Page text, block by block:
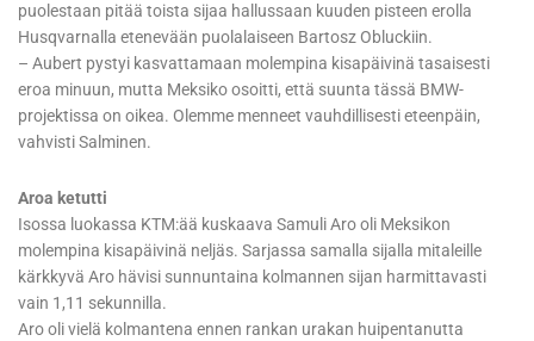
puolestaan pitää toista sijaa hallussaan kuuden pisteen erolla
Husqvarnalla etenevään puolalaiseen Bartosz Obluckiin.
– Aubert pystyi kasvattamaan molempina kisapäivinä tasaisesti
eroa minuun, mutta Meksiko osoitti, että suunta tässä BMW-
projektissa on oikea. Olemme menneet vauhdillisesti eteenpäin,
vahvisti Salminen.
Aroa ketutti
Isossa luokassa KTM:ää kuskaava Samuli Aro oli Meksikon
molempina kisapäivinä neljäs. Sarjassa samalla sijalla mitaleille
kärkkyvä Aro hävisi sunnuntaina kolmannen sijan harmittavasti
vain 1,11 sekunnilla.
Aro oli vielä kolmantena ennen rankan urakan huipentanutta